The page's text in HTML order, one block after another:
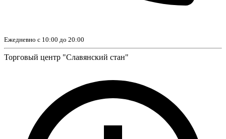
Ежедневно с 10:00 до 20:00
Торговый центр "Славянский стан"